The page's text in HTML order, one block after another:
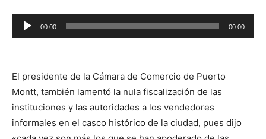
Reproductor
de
00:00 00:00
El presidente de la Cámara de Comercio de Puerto
Montt, también lamentó la nula fiscalización de las
instituciones y las autoridades a los vendedores
informales en el casco histórico de la ciudad, pues dijo